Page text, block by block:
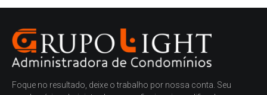
Foque no resultado, deixe o trabalho por nossa conta. Seu